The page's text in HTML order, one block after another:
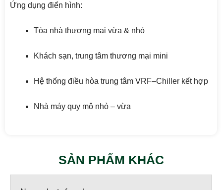
Ứng dụng điển hình:
Tòa nhà thương mại vừa & nhỏ
Khách sạn, trung tâm thương mại mini
Hệ thống điều hòa trung tâm VRF–Chiller kết hợp
Nhà máy quy mô nhỏ – vừa
SẢN PHẨM KHÁC